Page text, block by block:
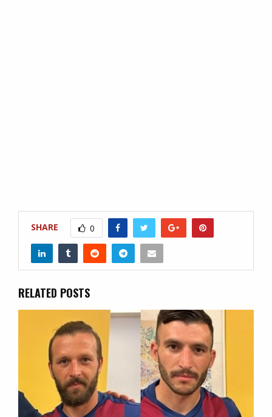
SHARE 0
RELATED POSTS